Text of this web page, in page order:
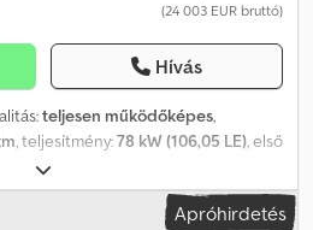
(24 003 EUR bruttó)
Hívás
teljesen működőképes,
, teljesítmény:78 kW (106,05 LE), első
, üzemanyagtípus:
fehér, hajtástípus:mechanikai,
, Gyártási év:2014,
Apróhirdetés